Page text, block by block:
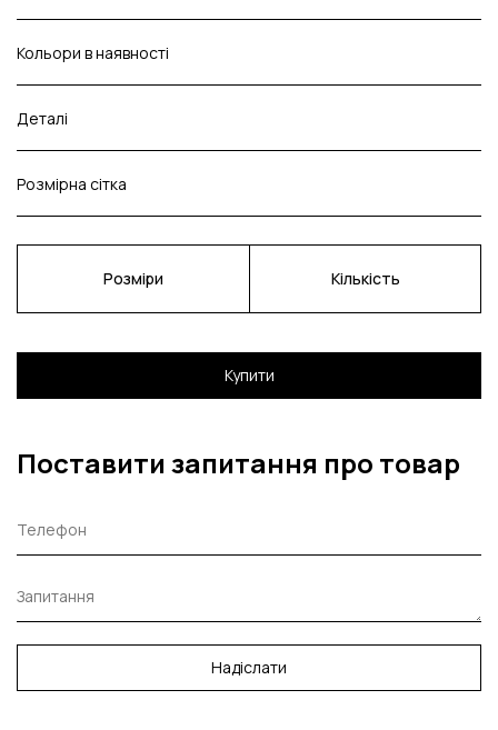
Кольори в наявності
Деталі
Розмірна сітка
Розміри Кількість
Купити
Поставити запитання про товар
Надіслати